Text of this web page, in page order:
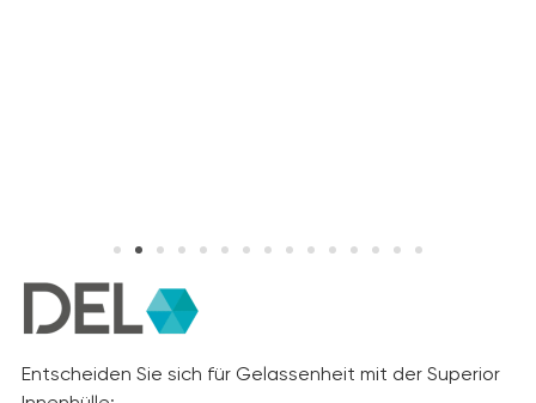
Entscheiden Sie sich für Gelassenheit mit der Superior